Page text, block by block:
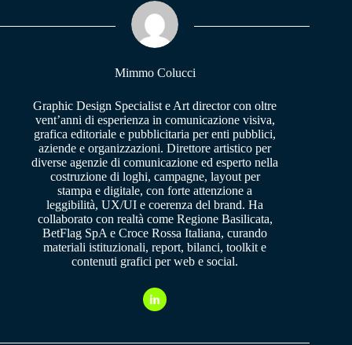
pp m
Mimmo Colucci
Graphic Design Specialist e Art director con oltre
vent’anni di esperienza in comunicazione visiva,
grafica editoriale e pubblicitaria per enti pubblici,
aziende e organizzazioni. Direttore artistico per
diverse agenzie di comunicazione ed esperto nella
costruzione di loghi, campagne, layout per
stampa e digitale, con forte attenzione a
leggibilità, UX/UI e coerenza del brand. Ha
collaborato con realtà come Regione Basilicata,
BetFlag SpA e Croce Rossa Italiana, curando
materiali istituzionali, report, bilanci, toolkit e
contenuti grafici per web e social.